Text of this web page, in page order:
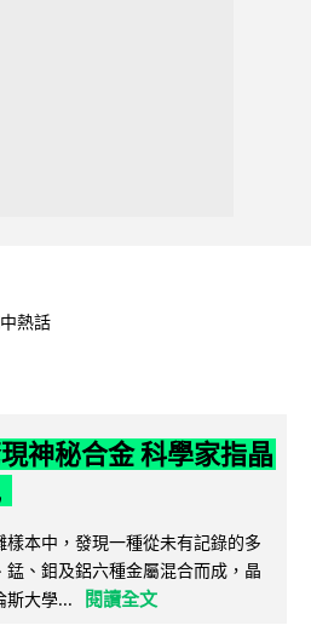
熱話
神秘合金 科學家指晶
本中，發現一種從未有記錄的多
、鉬及鋁六種金屬混合而成，晶
斯大學...
閱讀全文